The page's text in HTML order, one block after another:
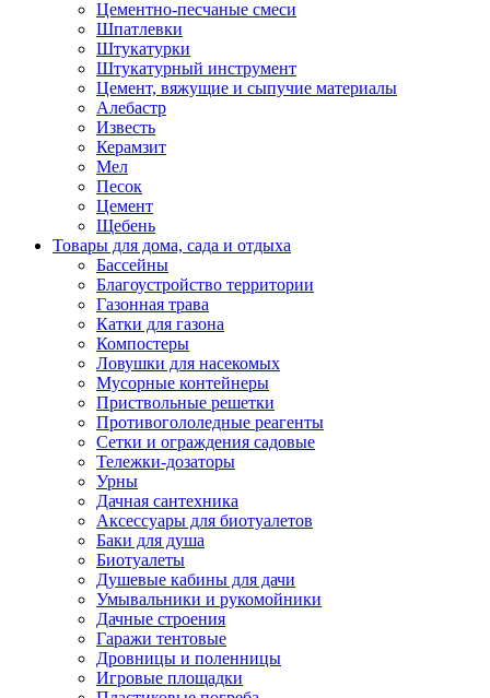
Цементно-песчаные смеси
Шпатлевки
Штукатурки
Штукатурный инструмент
Цемент, вяжущие и сыпучие материалы
Алебастр
Известь
Керамзит
Мел
Песок
Цемент
Щебень
Товары для дома, сада и отдыха
Бассейны
Благоустройство территории
Газонная трава
Катки для газона
Компостеры
Ловушки для насекомых
Мусорные контейнеры
Приствольные решетки
Противогололедные реагенты
Сетки и ограждения садовые
Тележки-дозаторы
Урны
Дачная сантехника
Аксессуары для биотуалетов
Баки для душа
Биотуалеты
Душевые кабины для дачи
Умывальники и рукомойники
Дачные строения
Гаражи тентовые
Дровницы и поленницы
Игровые площадки